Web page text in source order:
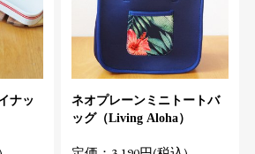
ナッ
ネオプレーンミニトートバ
ッグ（Living Aloha）